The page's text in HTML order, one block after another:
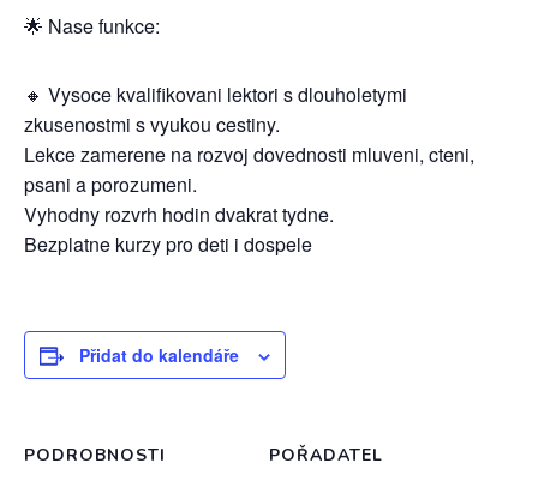
🌟 Nase funkce:
🔸 Vysoce kvalifikovani lektori s dlouholetymi
zkusenostmi s vyukou cestiny.
Lekce zamerene na rozvoj dovednosti mluveni, cteni,
psani a porozumeni.
Vyhodny rozvrh hodin dvakrat tydne.
Bezplatne kurzy pro deti i dospele
Přidat do kalendáře
PODROBNOSTI POŘADATEL